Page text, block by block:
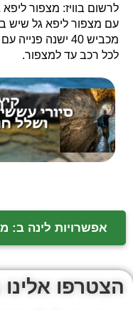
עם מצפור ליפא גל שיש
מכביש 40 ישנה
לכל רכב עד למצפור.
אפשרויות לינה ב:
הצטרפו